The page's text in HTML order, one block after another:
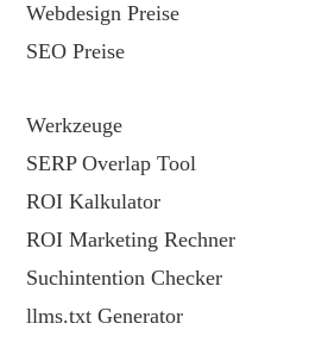
Webdesign Preise
SEO Preise
Werkzeuge
SERP Overlap Tool
ROI Kalkulator
ROI Marketing Rechner
Suchintention Checker
llms.txt Generator